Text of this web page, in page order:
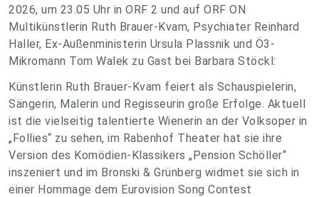
2026, um 23.05 Uhr in ORF 2 und auf ORF ON
Multikünstlerin Ruth Brauer-Kvam, Psychiater Reinhard
Haller, Ex-Außenministerin Ursula Plassnik und Ö3-
Mikromann Tom Walek zu Gast bei Barbara Stöckl:
Künstlerin Ruth Brauer-Kvam feiert als Schauspielerin,
Sängerin, Malerin und Regisseurin große Erfolge. Aktuell
ist die vielseitig talentierte Wienerin an der Volksoper in
„Follies“ zu sehen, im Rabenhof Theater hat sie ihre
Version des Komödien-Klassikers „Pension Schöller“
inszeniert und im Bronski & Grünberg widmet sie sich in
einer Hommage dem Eurovision Song Contest